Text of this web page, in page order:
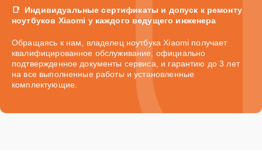
Индивидуальные сертификаты и допуск к ремонту
ноутбуков Xiaomi у каждого ведущего инженера
Обращаясь к нам, владелец ноутбука Xiaomi получает
квалифицированное обслуживание, официально
подтвержденное документы сервиса, и гарантию до 3 лет
на все выполненные работы и установленные
комплектующие.